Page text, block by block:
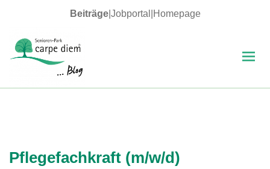
Beiträge| Jobportal Homepage
Pflegefachkraft (m/w/d)